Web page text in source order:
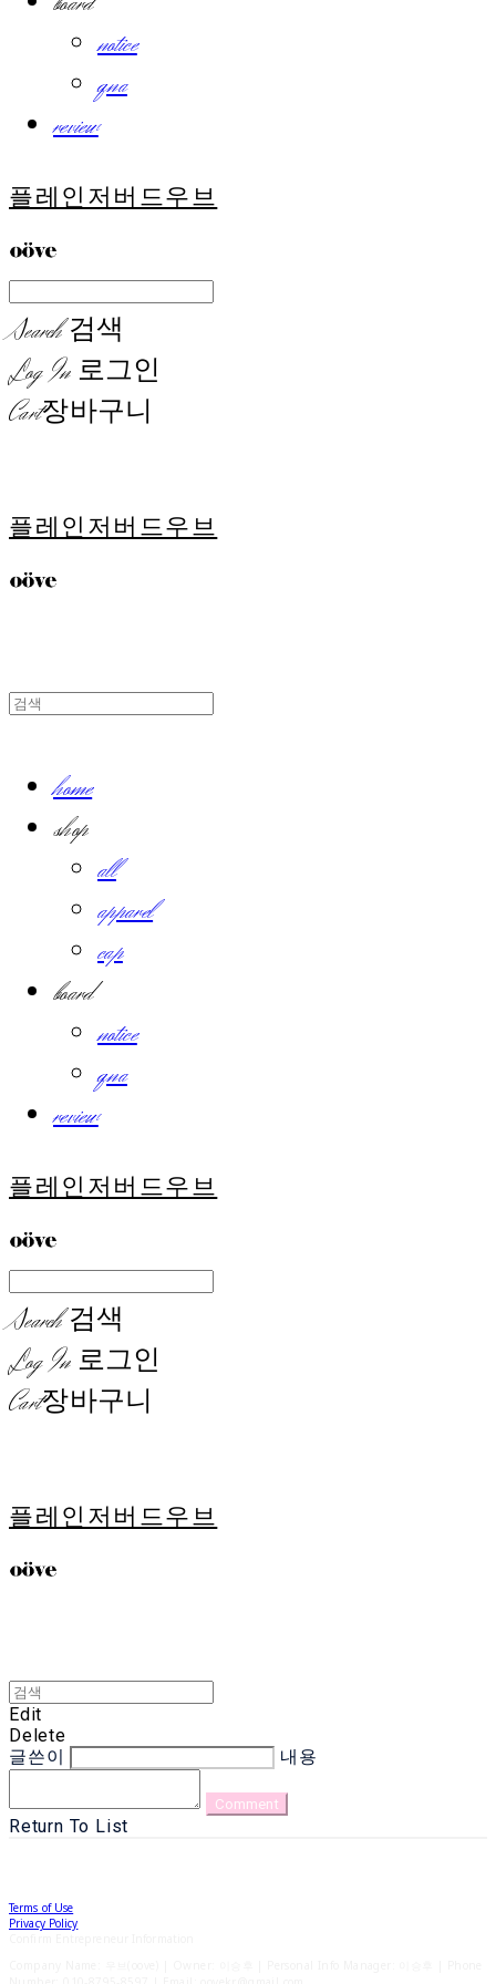
notice
qna
review
플레인저버드우브
Search검색
Log In 로그인
Cart장바구니
플레인저버드우브
home
shop
all
apparel
cap
board
notice
qna
review
플레인저버드우브
Search검색
Log In 로그인
Cart장바구니
플레인저버드우브
Edit
Delete
글쓴이
내용
Comment
Return To List
Terms of Use
Privacy Policy